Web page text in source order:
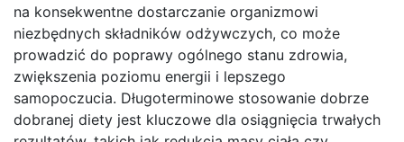
na konsekwentne dostarczanie organizmowi
niezbędnych składników odżywczych, co może
prowadzić do poprawy ogólnego stanu zdrowia,
zwiększenia poziomu energii i lepszego
samopoczucia. Długoterminowe stosowanie dobrze
dobranej diety jest kluczowe dla osiągnięcia trwałych